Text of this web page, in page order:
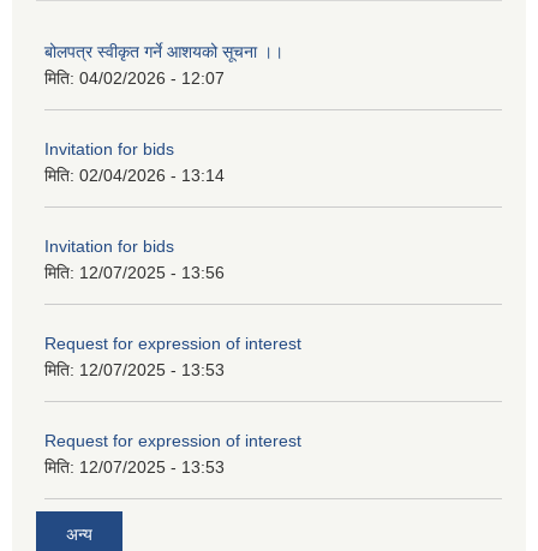
बोलपत्र स्वीकृत गर्ने आशयको सूचना ।।
मिति: 04/02/2026 - 12:07
Invitation for bids
मिति: 02/04/2026 - 13:14
Invitation for bids
मिति: 12/07/2025 - 13:56
Request for expression of interest
मिति: 12/07/2025 - 13:53
Request for expression of interest
मिति: 12/07/2025 - 13:53
अन्य